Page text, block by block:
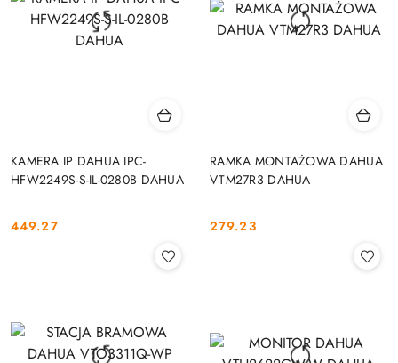
KAMERA IP DAHUA IPC-
HFW2249S-S-IL-0280B DAHUA
Cena:
449.27
RAMKA MONTAŻOWA DAHUA
VTM27R3 DAHUA
Cena:
279.23